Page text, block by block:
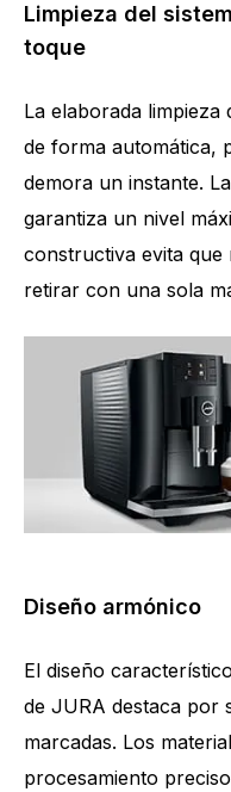
Limpieza del
toque
La elaborada limpieza
de forma automática,
demora un instante.
garantiza un nivel
constructiva evita que
retirar con una sola
Diseño armónico
El diseño
de JURA destaca por
marcadas. Los
procesamiento